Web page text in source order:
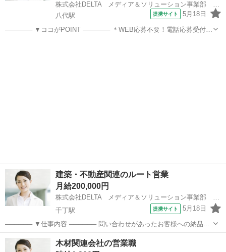
株式会社DELTA メディア＆ソリューション事業部 九州統括営業部 八代支店
八代駅
提携サイト 5月18日
────── ▼ココがPOINT ────── ＊WEB応募不要！電話応募受付
建築・不動産関連のルート営業
月給200,000円
千丁駅
提携サイト 5月18日
────── ▼仕事内容 ────── 問い合わせがあったお客様への納品打
ち合わせを行って頂きます！ ・建築資材の販売 ・コンクリートアスフ
ァルト関連商品の受注 ・石膏等の処理の受注 ・舗装工事の受注 ・見
熊本 千丁駅 営業
木材関連会社の営業職